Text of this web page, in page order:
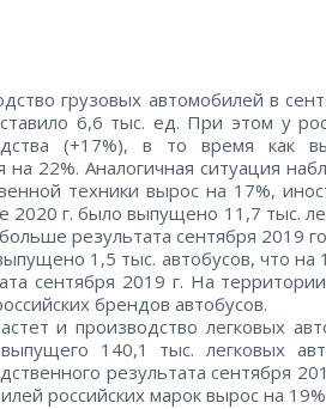
грузовых автомобилей в
6,6 тыс. ед. При этом у
(+17%), в то время как
на 22%. Аналогичная ситуация
техники вырос на 17%,
2020 г. было выпущено 11,7 тыс.
результата сентября 2019
1,5 тыс. автобусов, что
сентября 2019 г. На
брендов автобусов.
и производство легковых
140,1 тыс. легковых
результата сентября
российских марок вырос на